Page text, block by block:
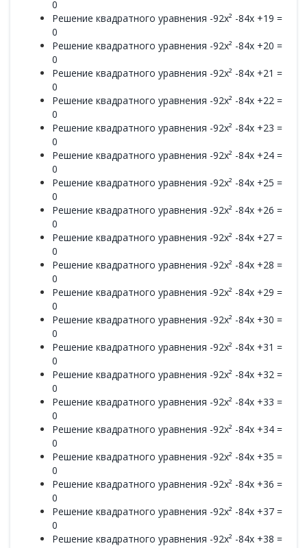
0
Решение квадратного уравнения -92x² -84x +19 =
0
Решение квадратного уравнения -92x² -84x +20 =
0
Решение квадратного уравнения -92x² -84x +21 =
0
Решение квадратного уравнения -92x² -84x +22 =
0
Решение квадратного уравнения -92x² -84x +23 =
0
Решение квадратного уравнения -92x² -84x +24 =
0
Решение квадратного уравнения -92x² -84x +25 =
0
Решение квадратного уравнения -92x² -84x +26 =
0
Решение квадратного уравнения -92x² -84x +27 =
0
Решение квадратного уравнения -92x² -84x +28 =
0
Решение квадратного уравнения -92x² -84x +29 =
0
Решение квадратного уравнения -92x² -84x +30 =
0
Решение квадратного уравнения -92x² -84x +31 =
0
Решение квадратного уравнения -92x² -84x +32 =
0
Решение квадратного уравнения -92x² -84x +33 =
0
Решение квадратного уравнения -92x² -84x +34 =
0
Решение квадратного уравнения -92x² -84x +35 =
0
Решение квадратного уравнения -92x² -84x +36 =
0
Решение квадратного уравнения -92x² -84x +37 =
0
Решение квадратного уравнения -92x² -84x +38 =